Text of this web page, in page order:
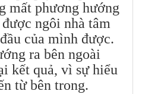
mất phương hướng
ngôi nhà tâm
của mình được.
ra bên ngoài
kết quả, vì sự hiểu
từ bên trong.